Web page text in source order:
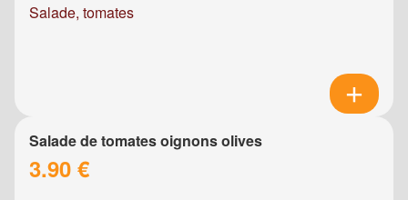
Salade, tomates
Salade de tomates oignons olives
3.90 €